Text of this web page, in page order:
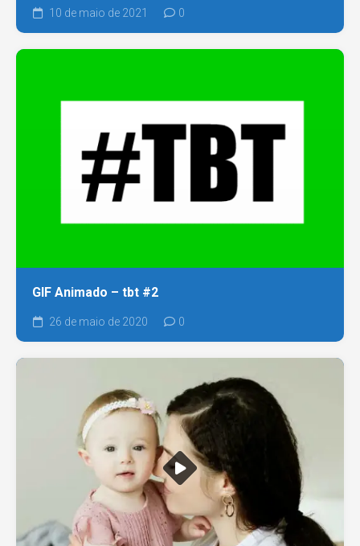
10 de maio de 2021 0
GIF Animado – tbt #2
26 de maio de 2020 0